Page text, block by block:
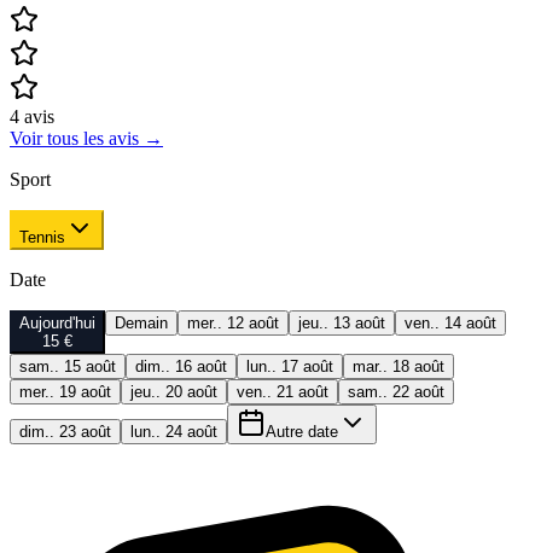
4 avis
Voir tous les avis →
Sport
Tennis
Date
Aujourd'hui
15 €
Demain mer.. 12 août jeu.. 13 août ven.. 14 août
sam.. 15 août dim.. 16 août lun.. 17 août
mar.. 18 août
mer.. 19 août
jeu.. 20 août ven.. 21 août sam.. 22 août
dim.. 23 août lun.. 24 août Autre date